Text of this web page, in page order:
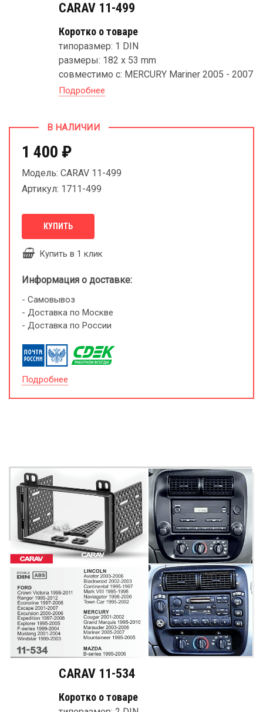
CARAV 11-499
Коротко о товаре
типоразмер: 1 DIN
размеры: 182 x 53 mm
совместимо с: MERCURY Mariner 2005 - 2007
Подробнее
1 400 ₽
Модель: CARAV 11-499
Артикул: 1711-499
КУПИТЬ
Купить в 1 клик
Информация о доставке:
- Самовывоз
- Доставка по Москве
- Доставка по России
Подробнее
В НАЛИЧИИ
CARAV 11-534
Коротко о товаре